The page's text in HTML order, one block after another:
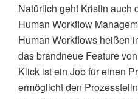
Natürlich geht Kristin auch
Human Workflow
Human Workflows heißen
das brandneue Feature
Klick ist ein Job für einen
ermöglicht den